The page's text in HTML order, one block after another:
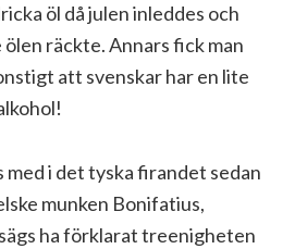
öl då julen inleddes och
ölen räckte. Annars fick man
att svenskar har en lite
i det tyska firandet sedan
munken Bonifatius,
ha förklarat treenigheten